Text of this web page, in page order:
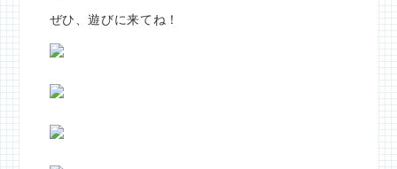
ぜひ、遊びに来てね！